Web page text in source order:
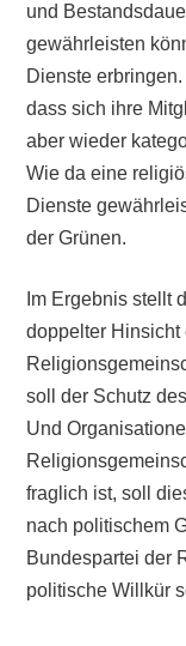
und
gewährleisten
Dienste
dass sich ihre
aber wieder
Wie da eine
Dienste
der Grünen.
Im Ergebnis stellt
doppelter Hinsicht
soll der Schutz
Und
fraglich ist, soll
nach politischem
Bundespartei der
politische Willkür